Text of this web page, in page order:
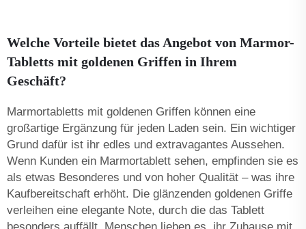
Welche Vorteile bietet das Angebot von Marmor-
Tabletts mit goldenen Griffen in Ihrem
Geschäft?
Marmortabletts mit goldenen Griffen können eine
großartige Ergänzung für jeden Laden sein. Ein wichtiger
Grund dafür ist ihr edles und extravagantes Aussehen.
Wenn Kunden ein Marmortablett sehen, empfinden sie es
als etwas Besonderes und von hoher Qualität – was ihre
Kaufbereitschaft erhöht. Die glänzenden goldenen Griffe
verleihen eine elegante Note, durch die das Tablett